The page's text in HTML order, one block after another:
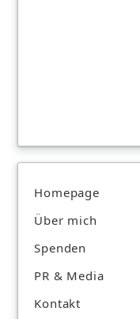
Homepage
Über mich
Spenden
PR & Media
Kontakt